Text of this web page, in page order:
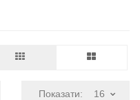
Показати: 16